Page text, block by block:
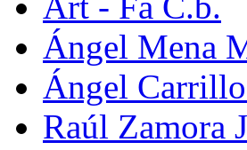
Ángel Mena
Ángel
Raúl Zamora